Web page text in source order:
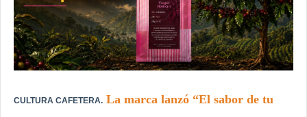
CULTURA CAFETERA. La marca lanzó “El sabor de tu